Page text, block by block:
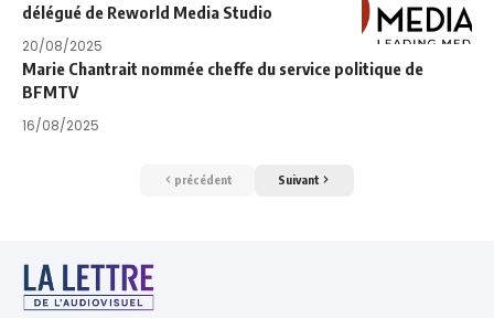
délégué de Reworld Media Studio
20/08/2025
Marie Chantrait nommée cheffe du service politique de
BFMTV
16/08/2025
précédent Suivant